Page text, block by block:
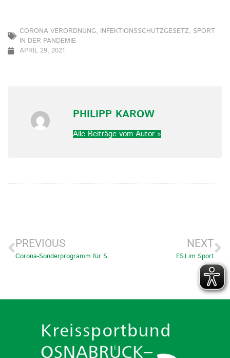
CORONA VERORDNUNG, INFEKTIONSSCHUTZGESETZ, SPORT
IN DER PANDEMIE
APRIL 29, 2021
PHILIPP KAROW
Alle Beiträge vom Autor »
PREVIOUS
Corona-Sonderprogramm für Sportorganisationen – Fragestunde für Sportvereine
NEXT
FSJ im Sport